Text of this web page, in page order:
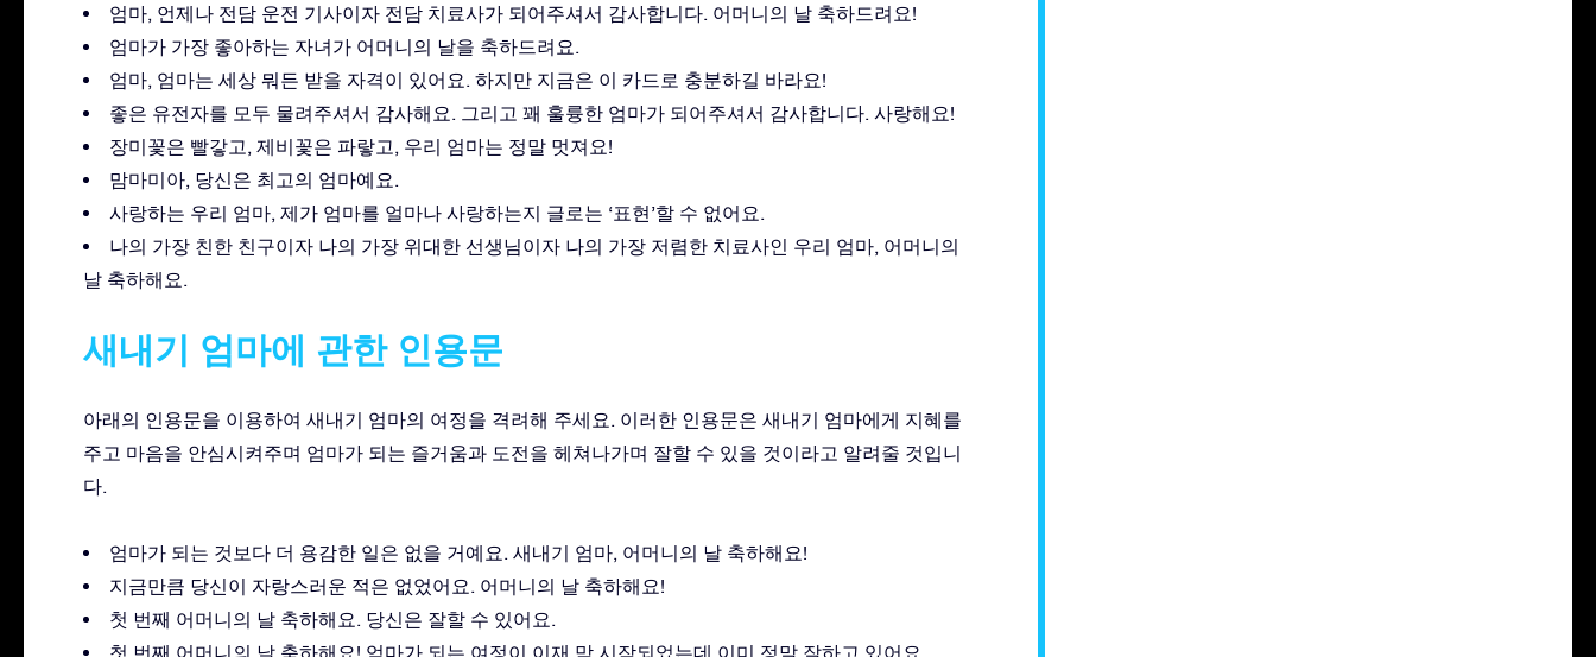
엄마, 언제나 전담 운전 기사이자 전담 치료사가 되어주셔서 감사합니다. 어머니의 날 축하드려요!
엄마가 가장 좋아하는 자녀가 어머니의 날을 축하드려요.
엄마, 엄마는 세상 뭐든 받을 자격이 있어요. 하지만 지금은 이 카드로 충분하길 바라요!
좋은 유전자를 모두 물려주셔서 감사해요. 그리고 꽤 훌륭한 엄마가 되어주셔서 감사합니다. 사랑해요!
장미꽃은 빨갛고, 제비꽃은 파랗고, 우리 엄마는 정말 멋져요!
맘마미아, 당신은 최고의 엄마예요.
사랑하는 우리 엄마, 제가 엄마를 얼마나 사랑하는지 글로는 ‘표현’할 수 없어요.
나의 가장 친한 친구이자 나의 가장 위대한 선생님이자 나의 가장 저렴한 치료사인 우리 엄마, 어머니의
날 축하해요.
새내기 엄마에 관한 인용문
아래의 인용문을 이용하여 새내기 엄마의 여정을 격려해 주세요. 이러한 인용문은 새내기 엄마에게 지혜를
주고 마음을 안심시켜주며 엄마가 되는 즐거움과 도전을 헤쳐나가며 잘할 수 있을 것이라고 알려줄 것입니
다.
엄마가 되는 것보다 더 용감한 일은 없을 거예요. 새내기 엄마, 어머니의 날 축하해요!
지금만큼 당신이 자랑스러운 적은 없었어요. 어머니의 날 축하해요!
첫 번째 어머니의 날 축하해요. 당신은 잘할 수 있어요.
첫 번째 어머니의 날 축하해요! 엄마가 되는 여정이 이재 막 시작되었는데 이미 정말 잘하고 있어요.